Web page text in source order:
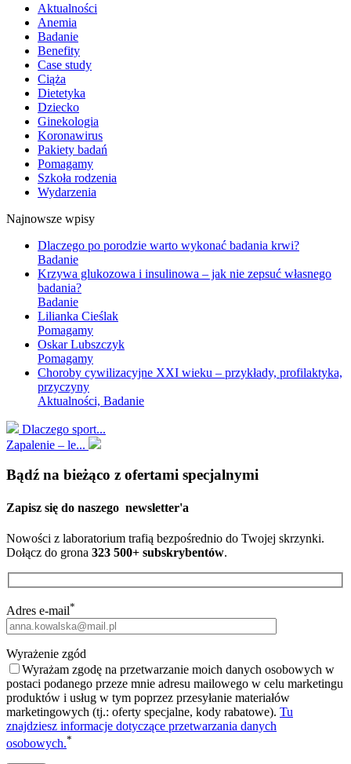
Aktualności
Anemia
Badanie
Benefity
Case study
Ciąża
Dietetyka
Dziecko
Ginekologia
Koronawirus
Pakiety badań
Pomagamy
Szkoła rodzenia
Wydarzenia
Najnowsze wpisy
Dlaczego po porodzie warto wykonać badania krwi?
Badanie
Krzywa glukozowa i insulinowa – jak nie zepsuć własnego
badania?
Badanie
Lilianka Cieślak
Pomagamy
Oskar Lubszczyk
Pomagamy
Choroby cywilizacyjne XXI wieku – przykłady, profilaktyka,
przyczyny
Aktualności, Badanie
Dlaczego sport...
Zapalenie – le...
Bądź na bieżąco z ofertami specjalnymi
Zapisz się do naszego newsletter'a
Nowości z laboratorium trafią bezpośrednio do Twojej skrzynki.
Dołącz do grona 323 500+ subskrybentów.
Adres e-mail*
Wyrażenie zgód
Wyrażam zgodę na przetwarzanie moich danych osobowych w
postaci podanego przeze mnie adresu mailowego w celu marketingu
produktów i usług w tym poprzez przesyłanie materiałów
marketingowych (tj.: oferty specjalne, kody rabatowe). Tu
znajdziesz informacje dotyczące przetwarzania danych
osobowych.*